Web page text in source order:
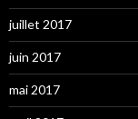
juillet 2017
juin 2017
mai 2017